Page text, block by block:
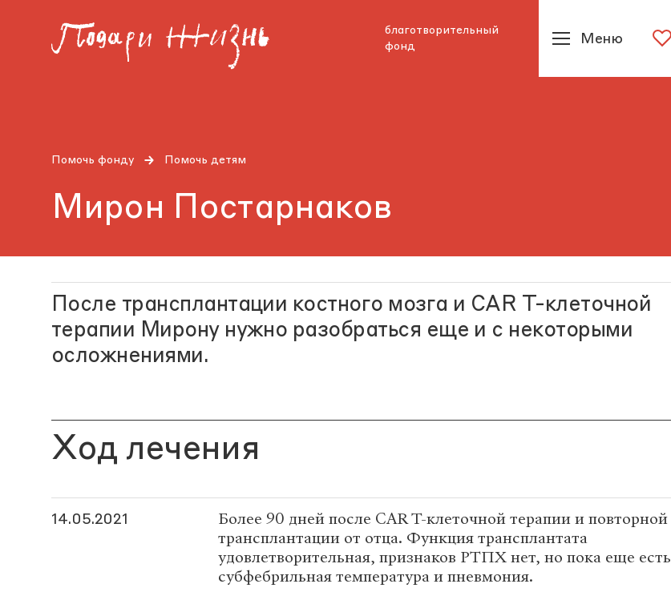
благотворительный
фонд
Меню
Помочь фонду Помочь детям
Мирон Постарнаков
После трансплантации костного мозга и CAR T-клеточной
терапии Мирону нужно разобраться еще и с некоторыми
осложнениями.
Ход лечения
14.05.2021
Более 90 дней после CAR T-клеточной терапии и повторной
трансплантации от отца. Функция трансплантата
удовлетворительная, признаков РТПХ нет, но пока еще есть
субфебрильная температура и пневмония.